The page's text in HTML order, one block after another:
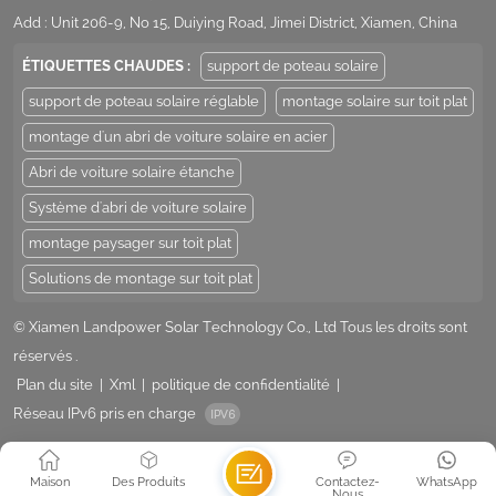
Add : Unit 206-9, No 15, Duiying Road, Jimei District, Xiamen, China
ÉTIQUETTES CHAUDES : support de poteau solaire
support de poteau solaire réglable montage solaire sur toit plat
montage d'un abri de voiture solaire en acier
Abri de voiture solaire étanche
Système d'abri de voiture solaire
montage paysager sur toit plat
Solutions de montage sur toit plat
© Xiamen Landpower Solar Technology Co., Ltd Tous les droits sont
réservés .
Plan du site
Xml politique de confidentialité
Réseau IPv6 pris en charge
Maison Des Produits WhatsApp
Contactez-